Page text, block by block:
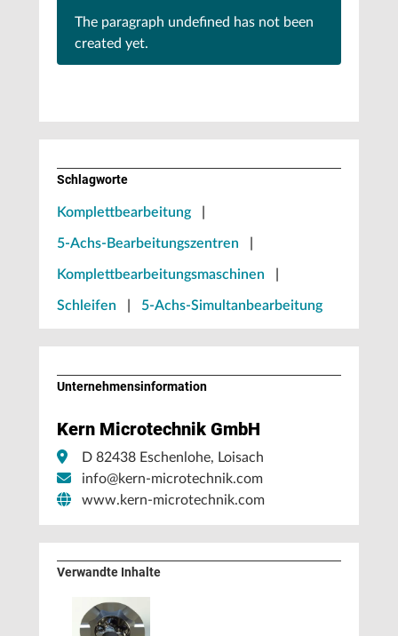
The paragraph undefined has not been
created yet.
Schlagworte
Komplettbearbeitung
5-Achs-Bearbeitungszentren
Komplettbearbeitungsmaschinen
Schleifen 5-Achs-Simultanbearbeitung
Unternehmens­information
Kern Microtechnik GmbH
D 82438 Eschenlohe, Loisach
info@kern-microtechnik.com
www.kern-microtechnik.com
Verwandte Inhalte